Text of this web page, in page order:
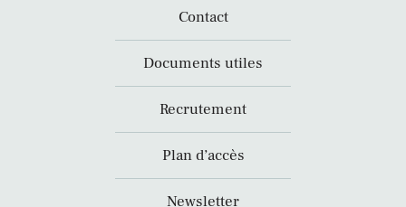
Contact
Documents utiles
Recrutement
Plan d’accès
Newsletter